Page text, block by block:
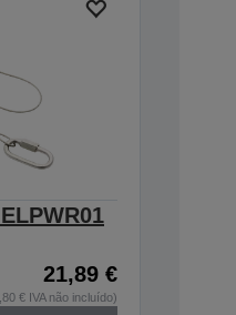
21,89 €
€ IVA não incluído)